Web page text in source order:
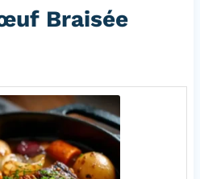
Braisée